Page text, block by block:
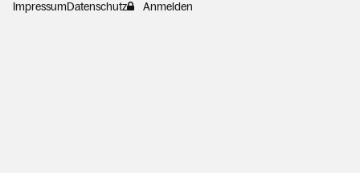
ImpressumDatenschutz Anmelden